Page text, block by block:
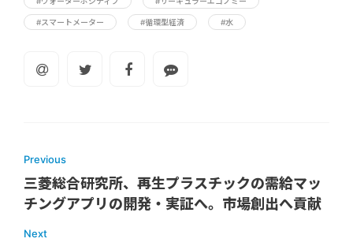
#スマートメーター #循環型経済 #水
Previous
三菱総合研究所、再生プラスチックの需給マッ
チングアプリの開発・実証へ。市場創出へ貢献
Next